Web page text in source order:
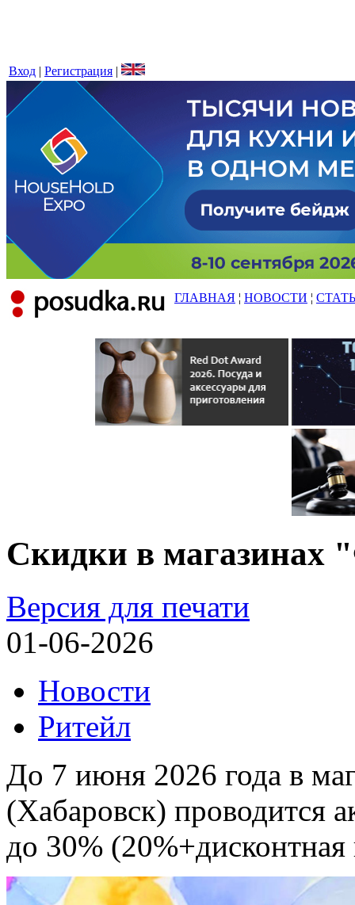
Вход | Регистрация |
ГЛАВНАЯ ¦ НОВОСТИ ¦
Скидки в магазинах
Версия для печати
01-06-2026
Новости
Ритейл
До 7 июня 2026 года в
(Хабаровск) проводится
до 30% (20%+дисконтная